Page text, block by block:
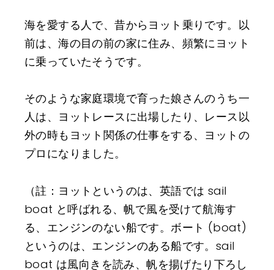
海を愛する人で、昔からヨット乗りです。以
前は、海の目の前の家に住み、頻繁にヨット
に乗っていたそうです。
そのような家庭環境で育った娘さんのうち一
人は、ヨットレースに出場したり、レース以
外の時もヨット関係の仕事をする、ヨットの
プロになりました。
（註：ヨットというのは、英語では sail
boat と呼ばれる、帆で風を受けて航海す
る、エンジンのない船です。ボート (boat)
というのは、エンジンのある船です。sail
boat は風向きを読み、帆を揚げたり下ろし